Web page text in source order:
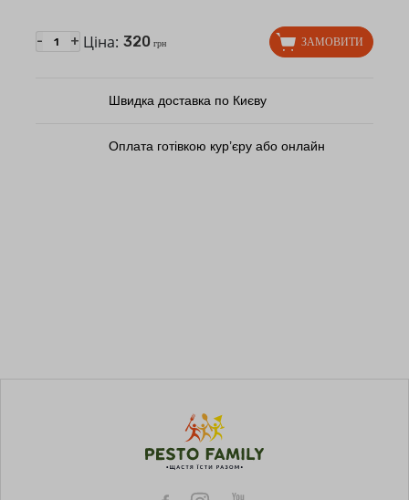
- + Ціна: 320грн ЗАМОВИТИ
Швидка доставка по Києву
Оплата готівкою кур’єру або онлайн